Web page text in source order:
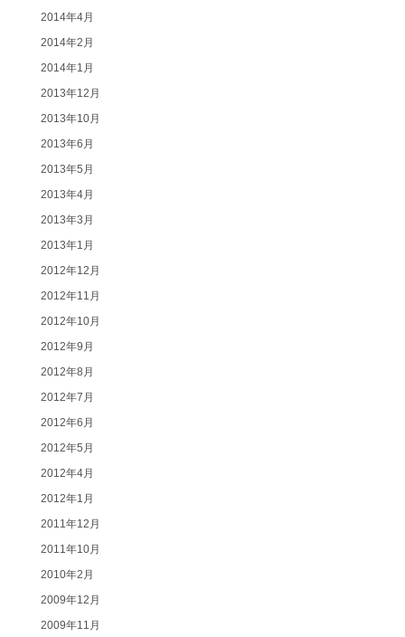
2014年4月
2014年2月
2014年1月
2013年12月
2013年10月
2013年6月
2013年5月
2013年4月
2013年3月
2013年1月
2012年12月
2012年11月
2012年10月
2012年9月
2012年8月
2012年7月
2012年6月
2012年5月
2012年4月
2012年1月
2011年12月
2011年10月
2010年2月
2009年12月
2009年11月